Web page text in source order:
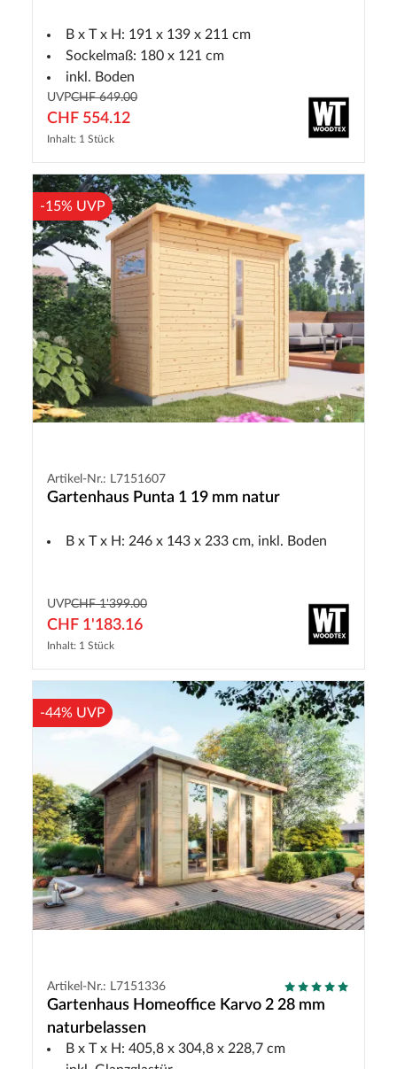
B x T x H: 191 x 139 x 211 cm
Sockelmaß: 180 x 121 cm
inkl. Boden
UVPCHF 649.00
CHF 554.12
Inhalt: 1 Stück
-15% UVP
Artikel-Nr.: L7151607
Gartenhaus Punta 1 19 mm natur
B x T x H: 246 x 143 x 233 cm, inkl. Boden
UVPCHF 1'399.00
CHF 1'183.16
Inhalt: 1 Stück
-44% UVP
Artikel-Nr.: L7151336
Gartenhaus Homeoffice Karvo 2 28 mm
naturbelassen
B x T x H: 405,8 x 304,8 x 228,7 cm